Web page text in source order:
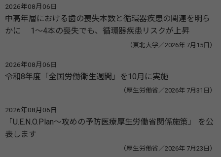
2026年08月06日
中高年層における歯の喪失本数と循環器疾患の関連を明ら
かに 1～4本の喪失でも、循環器疾患リスクが上昇
（東北大学／2026年 7月15日）
2026年08月06日
令和8年度「全国労働衛生週間」を10月に実施
（厚生労働省／2026年 7月31日）
2026年08月06日
「U.E.N.O.Plan～攻めの予防医療厚生労働省関係施策」 を公
表します
（厚生労働省／2026年 7月23日）